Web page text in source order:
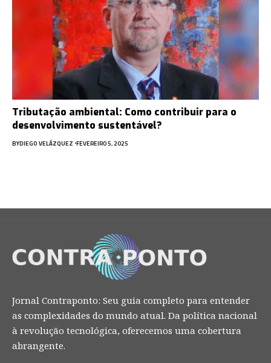
Tributação ambiental: Como contribuir para o
desenvolvimento sustentável?
BYDIEGO VELÁZQUEZ FEVEREIRO 5, 2025
Jornal Contraponto: Seu guia completo para entender
as complexidades do mundo atual. Da política nacional
à revolução tecnológica, oferecemos uma cobertura
abrangente.